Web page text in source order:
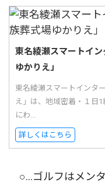
東名綾瀬スマートイ
ゆかりえ」
東名綾瀬スマートインタ
え」は、地域密着・１日
にわ...
詳しくはこちら
○…ゴルフはメン